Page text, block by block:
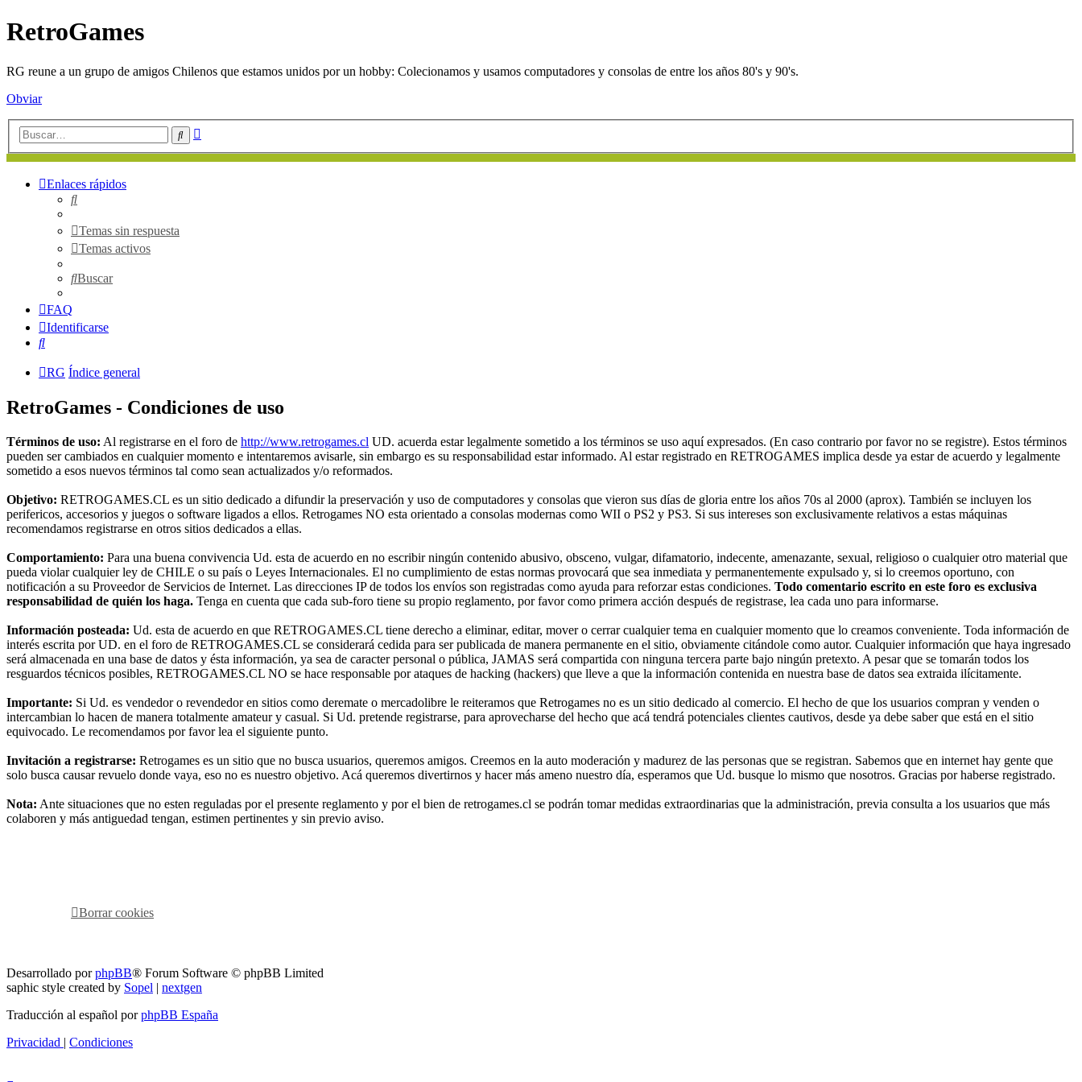
RetroGames
RG reune a un grupo de amigos Chilenos que estamos unidos por un hobby: Colecionamos y usamos computadores y consolas de entre los años 80's y 90's.
Obviar
Buscar
Enlaces rápidos
Buscar
Temas sin respuesta
Temas activos
Buscar
FAQ
Identificarse
Buscar
RG Índice general
RetroGames - Condiciones de uso
Términos de uso: Al registrarse en el foro de http://www.retrogames.cl UD. acuerda estar legalmente sometido a los términos se uso aquí expresados. (En caso contrario por favor no se registre). Estos términos
pueden ser cambiados en cualquier momento e intentaremos avisarle, sin embargo es su responsabilidad estar informado. Al estar registrado en RETROGAMES implica desde ya estar de acuerdo y legalmente
sometido a esos nuevos términos tal como sean actualizados y/o reformados.
Objetivo: RETROGAMES.CL es un sitio dedicado a difundir la preservación y uso de computadores y consolas que vieron sus días de gloria entre los años 70s al 2000 (aprox). También se incluyen los
perifericos, accesorios y juegos o software ligados a ellos. Retrogames NO esta orientado a consolas modernas como WII o PS2 y PS3. Si sus intereses son exclusivamente relativos a estas máquinas
recomendamos registrarse en otros sitios dedicados a ellas.
Comportamiento: Para una buena convivencia Ud. esta de acuerdo en no escribir ningún contenido abusivo, obsceno, vulgar, difamatorio, indecente, amenazante, sexual, religioso o cualquier otro material que
pueda violar cualquier ley de CHILE o su país o Leyes Internacionales. El no cumplimiento de estas normas provocará que sea inmediata y permanentemente expulsado y, si lo creemos oportuno, con
notificación a su Proveedor de Servicios de Internet. Las direcciones IP de todos los envíos son registradas como ayuda para reforzar estas condiciones. Todo comentario escrito en este foro es exclusiva
responsabilidad de quién los haga. Tenga en cuenta que cada sub-foro tiene su propio reglamento, por favor como primera acción después de registrase, lea cada uno para informarse.
Información posteada: Ud. esta de acuerdo en que RETROGAMES.CL tiene derecho a eliminar, editar, mover o cerrar cualquier tema en cualquier momento que lo creamos conveniente. Toda información de
interés escrita por UD. en el foro de RETROGAMES.CL se considerará cedida para ser publicada de manera permanente en el sitio, obviamente citándole como autor. Cualquier información que haya ingresado
será almacenada en una base de datos y ésta información, ya sea de caracter personal o pública, JAMAS será compartida con ninguna tercera parte bajo ningún pretexto. A pesar que se tomarán todos los
resguardos técnicos posibles, RETROGAMES.CL NO se hace responsable por ataques de hacking (hackers) que lleve a que la información contenida en nuestra base de datos sea extraida ilícitamente.
Importante: Si Ud. es vendedor o revendedor en sitios como deremate o mercadolibre le reiteramos que Retrogames no es un sitio dedicado al comercio. El hecho de que los usuarios compran y venden o
intercambian lo hacen de manera totalmente amateur y casual. Si Ud. pretende registrarse, para aprovecharse del hecho que acá tendrá potenciales clientes cautivos, desde ya debe saber que está en el sitio
equivocado. Le recomendamos por favor lea el siguiente punto.
Invitación a registrarse: Retrogames es un sitio que no busca usuarios, queremos amigos. Creemos en la auto moderación y madurez de las personas que se registran. Sabemos que en internet hay gente que
solo busca causar revuelo donde vaya, eso no es nuestro objetivo. Acá queremos divertirnos y hacer más ameno nuestro día, esperamos que Ud. busque lo mismo que nosotros. Gracias por haberse registrado.
Nota: Ante situaciones que no esten reguladas por el presente reglamento y por el bien de retrogames.cl se podrán tomar medidas extraordinarias que la administración, previa consulta a los usuarios que más
colaboren y más antiguedad tengan, estimen pertinentes y sin previo aviso.
Borrar cookies
Desarrollado porphpBB® Forum Software © phpBB Limited
saphic style created by Sopel | nextgen
Traducción al español porphpBB España
Privacidad | Condiciones